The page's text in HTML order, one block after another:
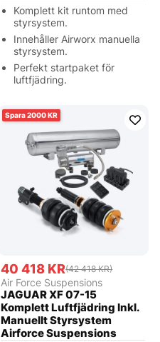
Komplett kit runtom med
styrsystem.
Innehåller Airworx manuella
styrsystem.
Perfekt startpaket för
luftfjädring.
2000
40 418 KR(42 418 KR)
Air Force Suspensions
JAGUAR XF 07-15
Komplett Luftfjädring Inkl.
Manuellt Styrsystem
Airforce Suspensions